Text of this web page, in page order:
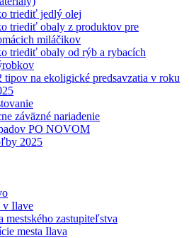
triediť jedlý olej
triediť obaly z produktov pre
miláčikov
triediť obaly od rýb a rybacích
tipov na ekoligické predsavzatia v roku
záväzné nariadenie
PO NOVOM
2025
v Ilave
mestského zastupiteľstva
mesta Ilava